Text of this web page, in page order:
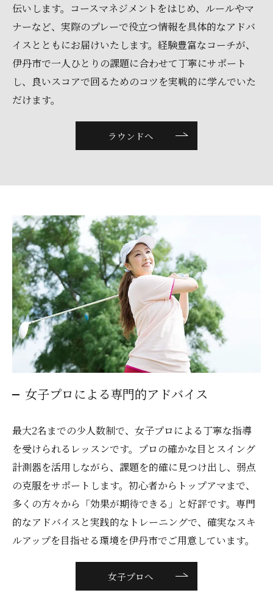
伝いします。コースマネジメントをはじめ、ルールやマ
ナーなど、実際のプレーで役立つ情報を具体的なアドバ
イスとともにお届けいたします。経験豊富なコーチが、
伊丹市で一人ひとりの課題に合わせて丁寧にサポート
し、良いスコアで回るためのコツを実戦的に学んでいた
だけます。
ラウンドへ
女子プロによる専門的アドバイス
最大2名までの少人数制で、女子プロによる丁寧な指導
を受けられるレッスンです。プロの確かな目とスイング
計測器を活用しながら、課題を的確に見つけ出し、弱点
の克服をサポートします。初心者からトップアマまで、
多くの方々から「効果が期待できる」と好評です。専門
的なアドバイスと実践的なトレーニングで、確実なスキ
ルアップを目指せる環境を伊丹市でご用意しています。
女子プロへ